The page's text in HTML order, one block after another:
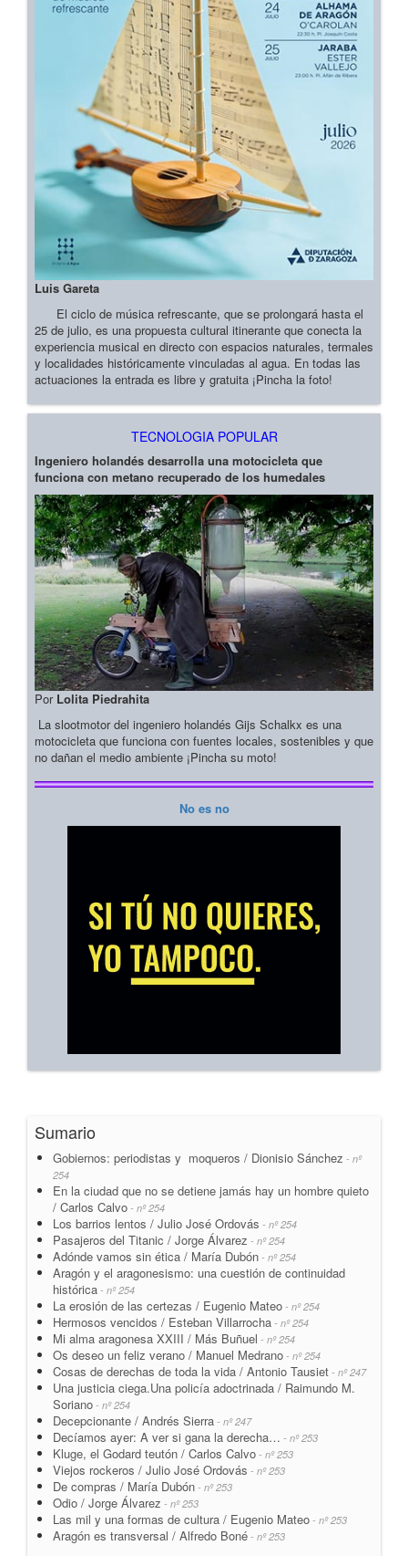
Luis Gareta
El ciclo de música refrescante, que se prolongará hasta el
25 de julio, es una propuesta cultural itinerante que conecta la
experiencia musical en directo con espacios naturales, termales
y localidades históricamente vinculadas al agua. En todas las
actuaciones la entrada es libre y gratuita ¡Pincha la foto!
TECNOLOGIA POPULAR
Ingeniero holandés desarrolla una motocicleta que
funciona con metano recuperado de los humedales
Por Lolita Piedrahita
La slootmotor del ingeniero holandés Gijs Schalkx es una
motocicleta que funciona con fuentes locales, sostenibles y que
no dañan el medio ambiente ¡Pincha su moto!
No es no
Sumario
Gobiernos: periodistas y moqueros / Dionisio Sánchez - nº
254
En la ciudad que no se detiene jamás hay un hombre quieto
/ Carlos Calvo - nº 254
Los barrios lentos / Julio José Ordovás - nº 254
Pasajeros del Titanic / Jorge Álvarez - nº 254
Adónde vamos sin ética / María Dubón - nº 254
Aragón y el aragonesismo: una cuestión de continuidad
histórica - nº 254
La erosión de las certezas / Eugenio Mateo - nº 254
Hermosos vencidos / Esteban Villarrocha - nº 254
Mi alma aragonesa XXIII / Más Buñuel - nº 254
Os deseo un feliz verano / Manuel Medrano - nº 254
Cosas de derechas de toda la vida / Antonio Tausiet - nº 247
Una justicia ciega.Una policía adoctrinada / Raimundo M.
Soriano - nº 254
Decepcionante / Andrés Sierra - nº 247
Decíamos ayer: A ver si gana la derecha… - nº 253
Kluge, el Godard teutón / Carlos Calvo - nº 253
Viejos rockeros / Julio José Ordovás - nº 253
De compras / María Dubón - nº 253
Odio / Jorge Álvarez - nº 253
Las mil y una formas de cultura / Eugenio Mateo - nº 253
Aragón es transversal / Alfredo Boné - nº 253